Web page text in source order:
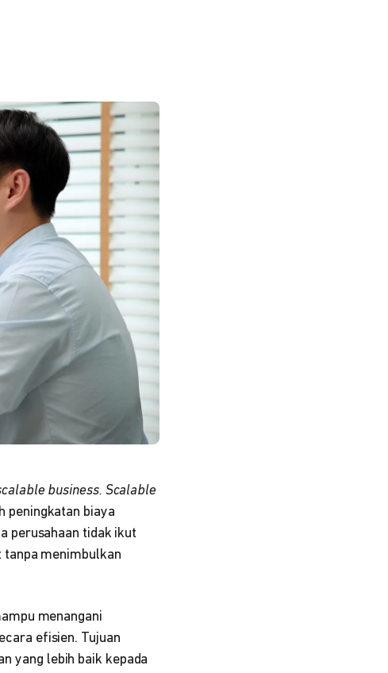
business. Scalable
peningkatan biaya
perusahaan tidak ikut
tanpa menimbulkan
menangani
efisien. Tujuan
yang lebih baik kepada